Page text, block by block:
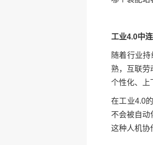
工业4.0中
随着行业
熟，互联劳
个性化、上
在工业4.0
不会被自动
这种人机协